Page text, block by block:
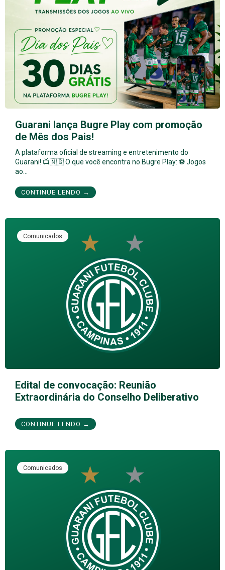
Guarani lança Bugre Play com promoção
de Mês dos Pais!
A plataforma oficial de streaming e entretenimento do
Guarani! 📺🇳🇬 O que você encontra no Bugre Play: ⚽ Jogos
ao…
CONTINUE LENDO →
Comunicados
Edital de convocação: Reunião
Extraordinária do Conselho Deliberativo
CONTINUE LENDO →
Comunicados